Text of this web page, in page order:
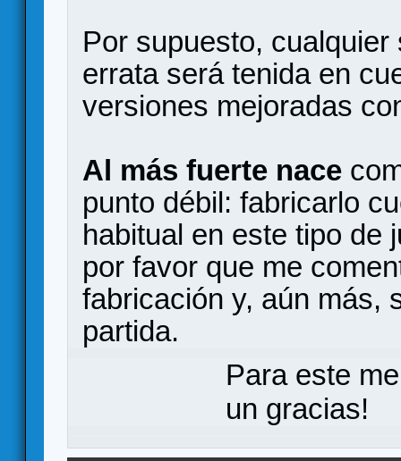
Por supuesto,
errata será tenida en
versiones mejoradas
Al más fuerte nace
punto débil: fabricarlo
habitual en este tipo de
por favor que me
fabricación y, aún más,
partida.
Para este
un gracias!